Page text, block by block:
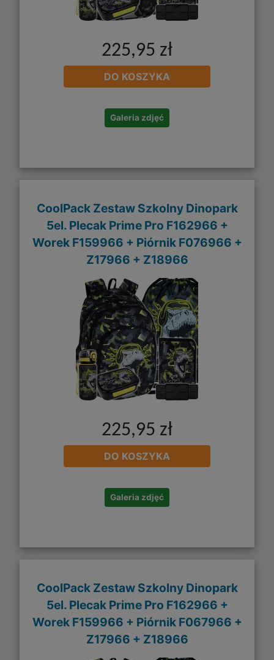
225,95 zł
DO KOSZYKA
Galeria zdjęć
CoolPack Zestaw Szkolny Dinopark
5el. Plecak Prime Pro F162966 +
Worek F159966 + Piórnik F076966 +
Z17966 + Z18966
225,95 zł
DO KOSZYKA
Galeria zdjęć
CoolPack Zestaw Szkolny Dinopark
5el. Plecak Prime Pro F162966 +
Worek F159966 + Piórnik F067966 +
Z17966 + Z18966